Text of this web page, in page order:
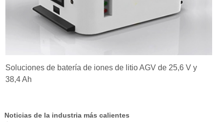
Soluciones de batería de iones de litio AGV de 25,6 V y
38,4 Ah
Noticias de la industria más calientes